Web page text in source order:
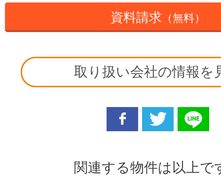
資料請求 （無料）
取り扱い会社の情報を
関連する物件は以上で